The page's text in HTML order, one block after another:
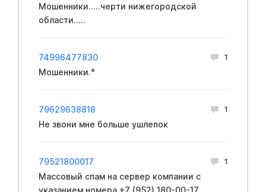
Мошенники.....черти нижегородской
области.....
74996477830 1
Мошенники.°
79629638818 1
Не звони мне больше ушлепок
79521800017 1
Массовый спам на сервер компании с
указанием номера +7 (952) 180-00-17.